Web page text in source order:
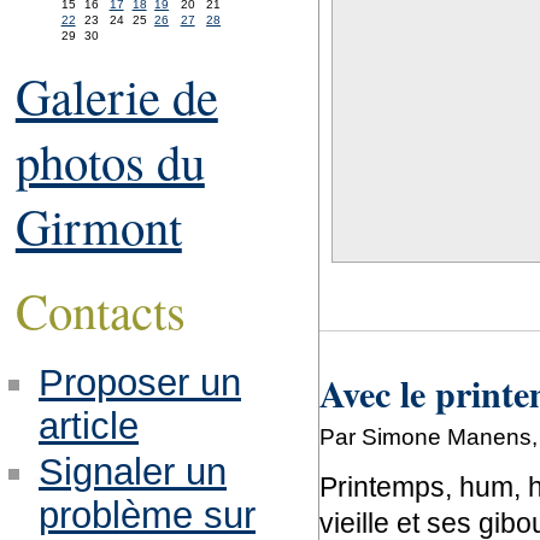
Avec le
Par Simone
Printemps, hum,
vieille et ses
15 16 17 18 19 20
21
22
23 24 25 26 27
28
29
30
Galerie de
photos du
Girmont
Contacts
Proposer un
article
Signaler un
problème sur